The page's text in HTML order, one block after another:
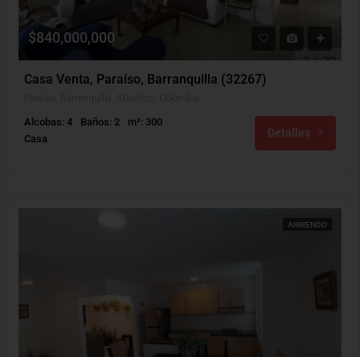
$840,000,000
Casa Venta, Paraíso, Barranquilla (32267)
Alcobas: 4 Baños: 2
m²: 300
Casa
Detalles
ARRIENDO